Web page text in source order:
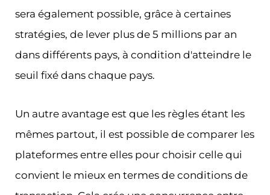
sera également possible, grâce à certaines
stratégies, de lever plus de 5 millions par an
dans différents pays, à condition d'atteindre le
seuil fixé dans chaque pays.
Un autre avantage est que les règles étant les
mêmes partout, il est possible de comparer les
plateformes entre elles pour choisir celle qui
convient le mieux en termes de conditions de